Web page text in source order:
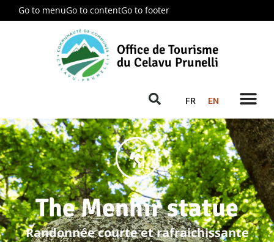
Go to menuGo to contentGo to footer
Office de Tourisme
du Celavu Prunelli
FR EN
The Menhir statue
Randonnée courte et rafraichissante